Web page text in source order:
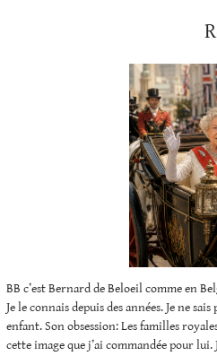
BB c’est Bernard de Beloeil comme en
Je le connais depuis des années. Je ne
enfant. Son obsession: Les familles
cette image que j’ai commandée pour lui.